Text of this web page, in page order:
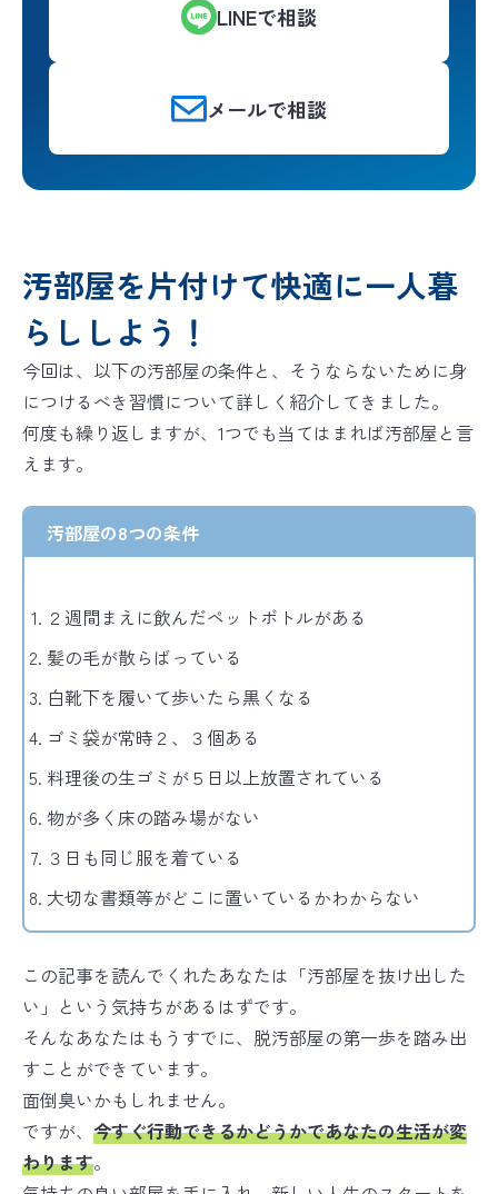
LINEで相談
メールで相談
汚部屋を片付けて快適に一人暮
らししよう！
今回は、以下の汚部屋の条件と、そうならないために身
につけるべき習慣について詳しく紹介してきました。
何度も繰り返しますが、 1つでも当てはまれば汚部屋と言
えます。
汚部屋の8つの条件
２週間まえに飲んだペットボトルがある
髪の毛が散らばっている
白靴下を履いて歩いたら黒くなる
ゴミ袋が常時２、３個ある
料理後の生ゴミが５日以上放置されている
物が多く床の踏み場がない
３日も同じ服を着ている
大切な書類等がどこに置いているかわからない
この記事を読んでくれたあなたは「汚部屋を抜け出した
い」という気持ちがあるはずです。
そんなあなたはもうすでに、脱汚部屋の第一歩を踏み出
すことができています。
面倒臭いかもしれません。
ですが、 今すぐ行動できるかどうかであなたの生活が変
わります。